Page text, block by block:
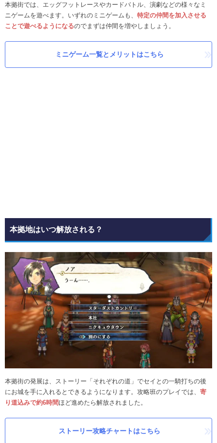
本拠街では、エッグフットレースやカードバトル、演劇などの様々なミ
ニゲームを遊べます。いずれのミニゲームも、 特定の仲間を加入させる
ことで遊べるようになるのでまずは仲間を増やしましょう。
ミニゲーム一覧とメリットはこちら
本拠地はいつ解放される？
本拠街の発展は、ストーリー「それぞれの道」でセイとの一騎打ちの後
にお城を手に入れるとできるようになります。攻略班のプレイでは、 寄
り道込みで約6時間ほど進めたら解放されました。
ストーリー攻略チャートはこちら